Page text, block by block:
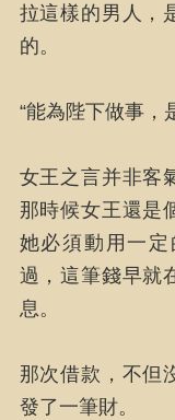
拉這樣的男人，
的。
“能為陛下做事，
女王之言并非客
那時候女王還是
她必須動用一
過，這筆錢早就
息。
那次借款，不但
發了一筆財。